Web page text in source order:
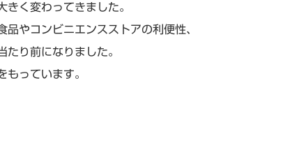
く変わってきました。
品やコンビニエンスストアの利便性、
たり前になりました。
もっています。